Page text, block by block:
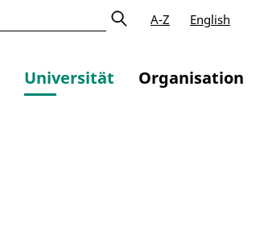
A-Z English
Universität Organisation